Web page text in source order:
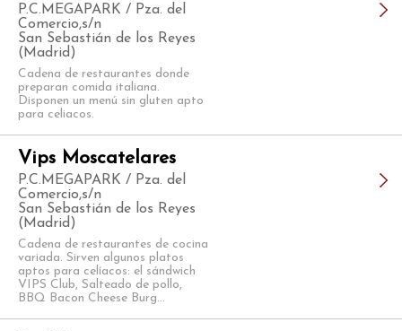
P.C.MEGAPARK / Pza. del
Comercio,s/n
San Sebastián de los Reyes
(Madrid)
Cadena de restaurantes donde
preparan comida italiana.
Disponen un menú sin gluten apto
para celiacos.
Vips Moscatelares
P.C.MEGAPARK / Pza. del
Comercio,s/n
San Sebastián de los Reyes
(Madrid)
Cadena de restaurantes de cocina
variada. Sirven algunos platos
aptos para celíacos: el sándwich
VIPS Club, Salteado de pollo,
BBQ Bacon Cheese Burg...